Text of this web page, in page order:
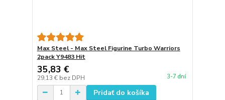
Max Steel - Max Steel Figurine Turbo Warriors
2pack Y9483 Hit
35,83 €
29,13 € bez DPH 3-7 dní
Pridať do košíka